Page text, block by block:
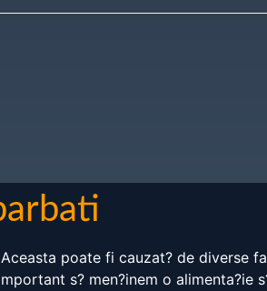
poate fi cauzat? de diverse
s? men?inem o alimenta?ie